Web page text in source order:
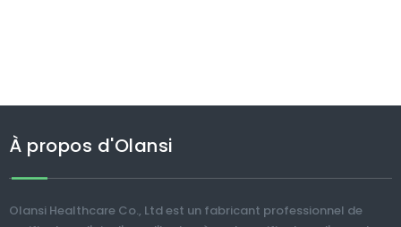
À propos d'Olansi
Olansi Healthcare Co., Ltd est un fabricant professionnel de